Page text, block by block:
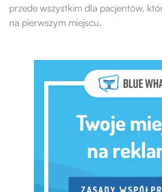
przede wszystkim dla pacjentów,
na pierwszym miejscu.